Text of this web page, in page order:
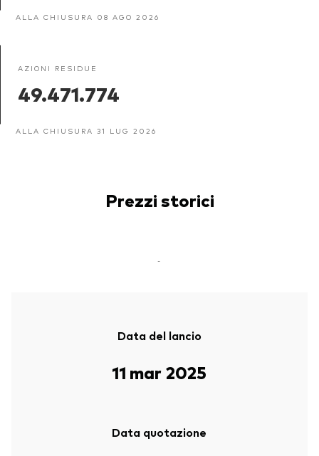
ALLA CHIUSURA 08 AGO 2026
AZIONI RESIDUE
49.471.774
ALLA CHIUSURA 31 LUG 2026
Prezzi storici
-
Data del lancio
11 mar 2025
Data quotazione